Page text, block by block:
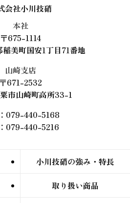
会社小川技硝
本社
〒675-1114
美町国安1丁目71番地
山崎支店
〒671-2532
市山崎町高所33-1
079-440-5168
079-440-5216
小川技硝の強み・特長
取り扱い商品